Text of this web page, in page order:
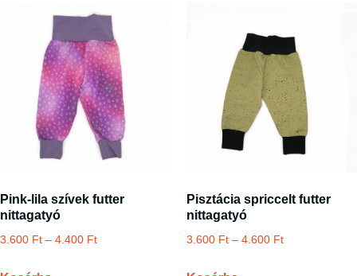
Pink-lila szívek futter
nittagatyó
3.600 Ft – 4.400 Ft
Pisztácia spriccelt futter
nittagatyó
3.600 Ft – 4.600 Ft